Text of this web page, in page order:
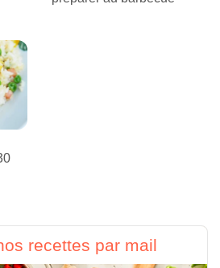
recettes par mail